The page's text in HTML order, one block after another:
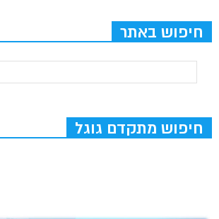
חיפוש באתר
חיפוש מתקדם גוגל